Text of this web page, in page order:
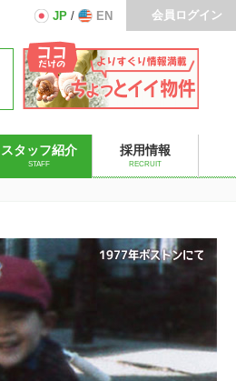
会員ログイン
JP / EN
スタッフ紹介
STAFF
採用情報
RECRUIT